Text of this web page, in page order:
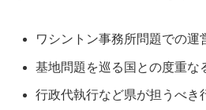
ワシントン事務所問題での運
基地問題を巡る国との度重な
行政代執行など県が担うべき